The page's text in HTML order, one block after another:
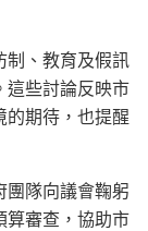
制、教育及假訊
這些討論反映市
的期待，也提醒
團隊向議會鞠躬
算審查，協助市